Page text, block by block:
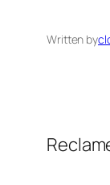
Written by